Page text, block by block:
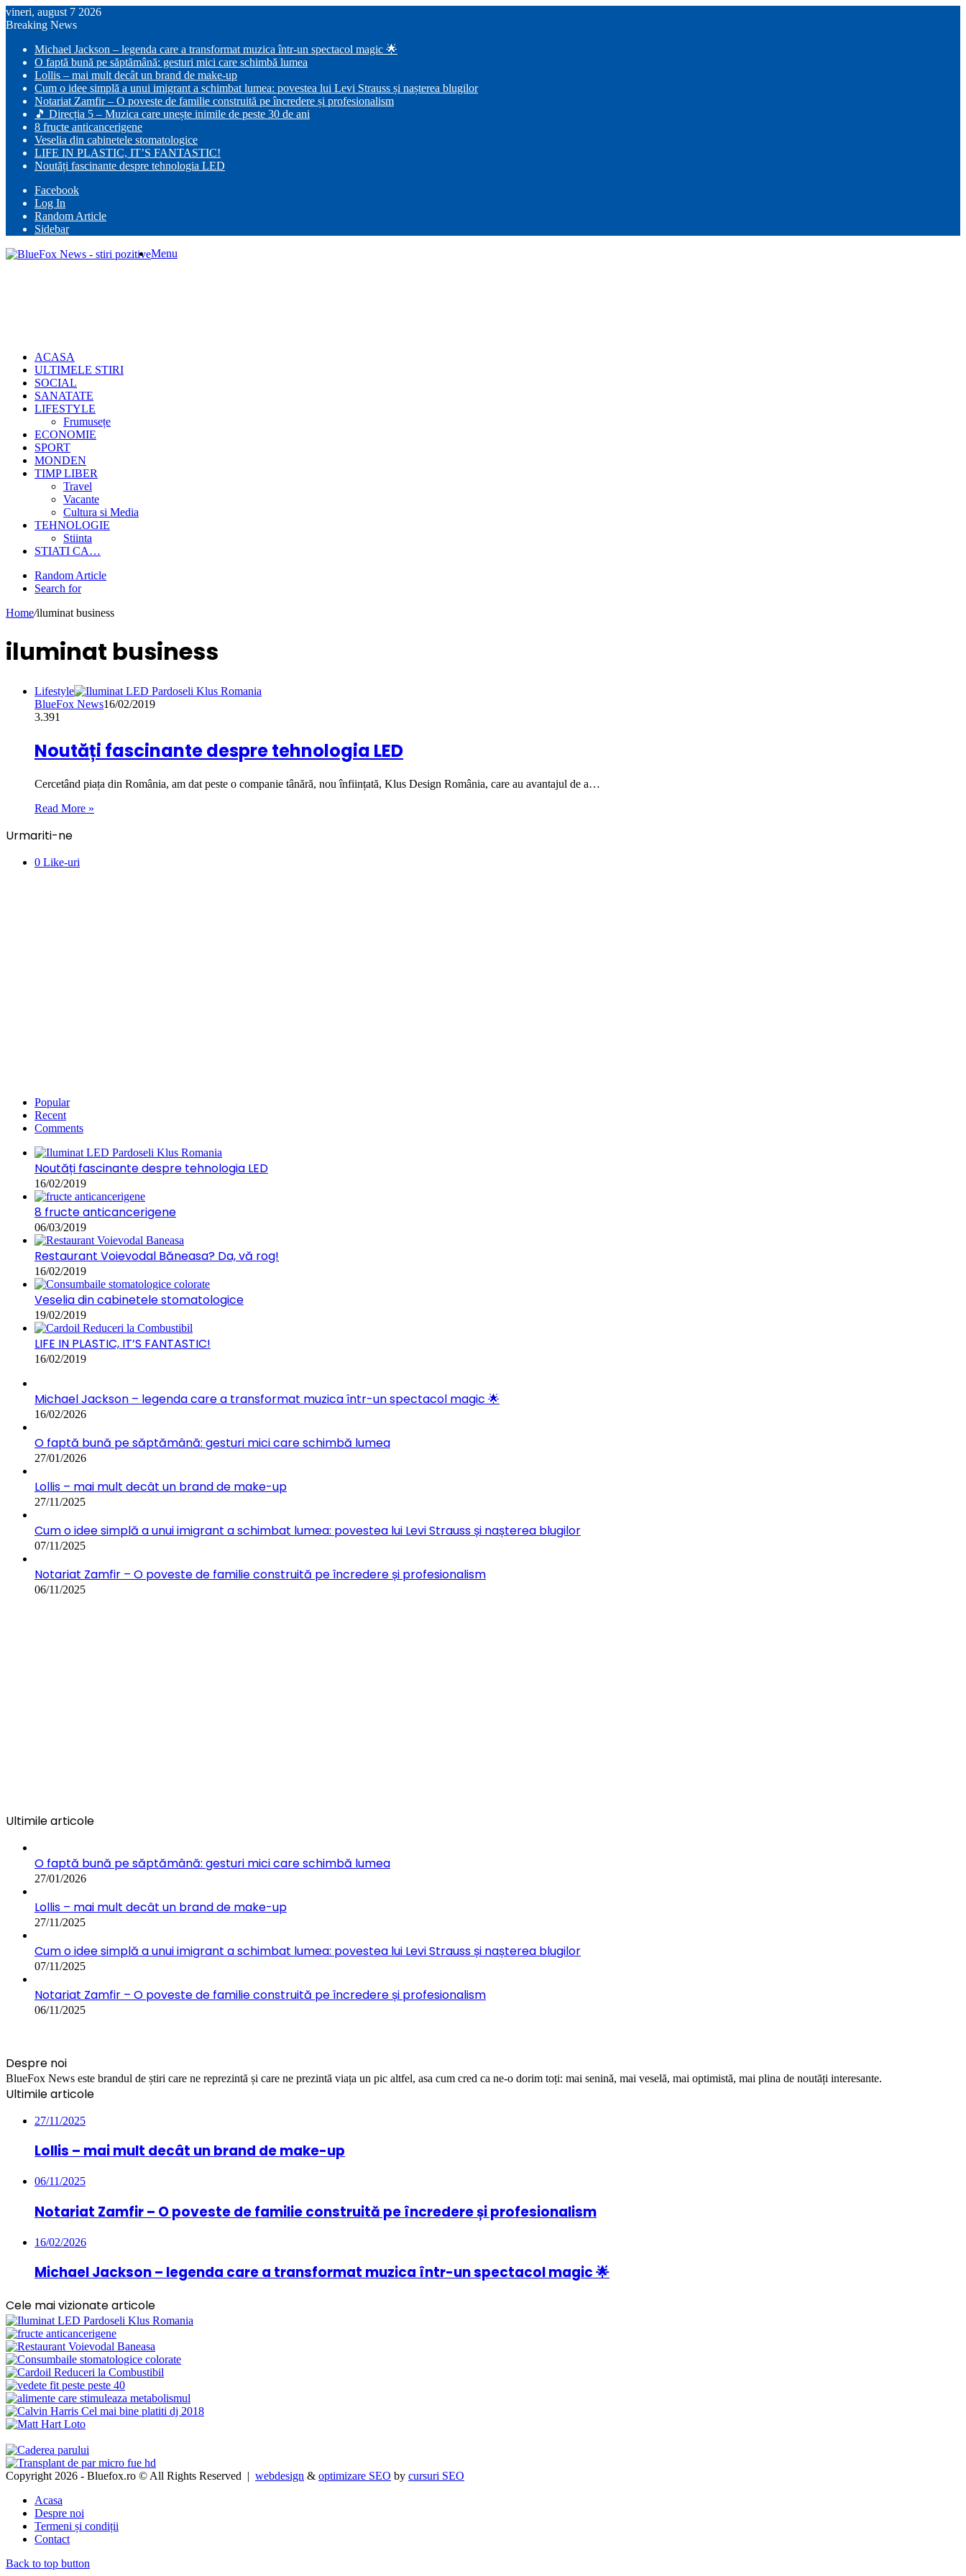
vineri, august 7 2026
Breaking News
Michael Jackson – legenda care a transformat muzica într-un spectacol magic 🌟
O faptă bună pe săptămână: gesturi mici care schimbă lumea
Lollis – mai mult decât un brand de make-up
Cum o idee simplă a unui imigrant a schimbat lumea: povestea lui Levi Strauss și nașterea blugilor
Notariat Zamfir – O poveste de familie construită pe încredere și profesionalism
🎵 Direcția 5 – Muzica care unește inimile de peste 30 de ani
8 fructe anticancerigene
Veselia din cabinetele stomatologice
LIFE IN PLASTIC, IT’S FANTASTIC!
Noutăți fascinante despre tehnologia LED
Facebook
Log In
Random Article
Sidebar
Menu
ACASA
ULTIMELE STIRI
SOCIAL
SANATATE
LIFESTYLE
Frumusețe
ECONOMIE
SPORT
MONDEN
TIMP LIBER
Travel
Vacante
Cultura si Media
TEHNOLOGIE
Stiinta
STIATI CA…
Random Article
Search for
Home/iluminat business
iluminat business
Lifestyle
BlueFox News16/02/2019
3.391
Noutăți fascinante despre tehnologia LED
Cercetând piața din România, am dat peste o companie tânără, nou înființată, Klus Design România, care au avantajul de a…
Read More »
Urmariti-ne
0 Like-uri
Popular
Recent
Comments
Noutăți fascinante despre tehnologia LED
16/02/2019
8 fructe anticancerigene
06/03/2019
Restaurant Voievodal Băneasa? Da, vă rog!
16/02/2019
Veselia din cabinetele stomatologice
19/02/2019
LIFE IN PLASTIC, IT’S FANTASTIC!
16/02/2019
Michael Jackson – legenda care a transformat muzica într-un spectacol magic 🌟
16/02/2026
O faptă bună pe săptămână: gesturi mici care schimbă lumea
27/01/2026
Lollis – mai mult decât un brand de make-up
27/11/2025
Cum o idee simplă a unui imigrant a schimbat lumea: povestea lui Levi Strauss și nașterea blugilor
07/11/2025
Notariat Zamfir – O poveste de familie construită pe încredere și profesionalism
06/11/2025
Ultimile articole
O faptă bună pe săptămână: gesturi mici care schimbă lumea
27/01/2026
Lollis – mai mult decât un brand de make-up
27/11/2025
Cum o idee simplă a unui imigrant a schimbat lumea: povestea lui Levi Strauss și nașterea blugilor
07/11/2025
Notariat Zamfir – O poveste de familie construită pe încredere și profesionalism
06/11/2025
Despre noi
BlueFox News este brandul de știri care ne reprezintă și care ne prezintă viața un pic altfel, asa cum cred ca ne-o dorim toți: mai senină, mai veselă, mai optimistă, mai plina de noutăți interesante.
Ultimile articole
27/11/2025
Lollis – mai mult decât un brand de make-up
06/11/2025
Notariat Zamfir – O poveste de familie construită pe încredere și profesionalism
16/02/2026
Michael Jackson – legenda care a transformat muzica într-un spectacol magic 🌟
Cele mai vizionate articole
Copyright 2026 - Bluefox.ro © All Rights Reserved | webdesign & optimizare SEO by cursuri SEO
Acasa
Despre noi
Termeni și condiții
Contact
Back to top button